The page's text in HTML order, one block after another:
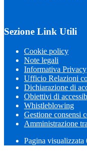
Sezione Link Utili
Cookie policy
Note legali
Informativa Privacy
Ufficio Relazioni
Dichiarazione di
Obiettivi di
Whistleblowing
Gestione consensi
Amministrazione
Pagina visualizzata